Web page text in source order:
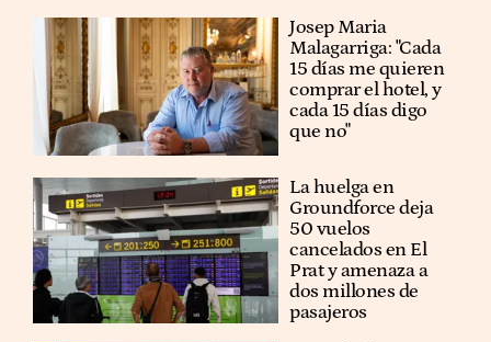
​​Josep Maria
Malagarriga: "Cada
15 días me quieren
comprar el hotel, y
cada 15 días digo
que no"
La huelga en
Groundforce deja
50 vuelos
cancelados en El
Prat y amenaza a
dos millones de
pasajeros